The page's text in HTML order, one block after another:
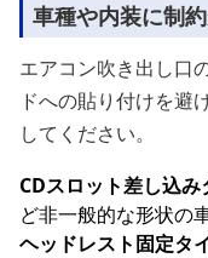
車種や内装に制
エアコン吹き出し口
ドへの貼り付けを避
してください。
CDスロット差し込み
ど非一般的な形状の
ヘッドレスト固定タ